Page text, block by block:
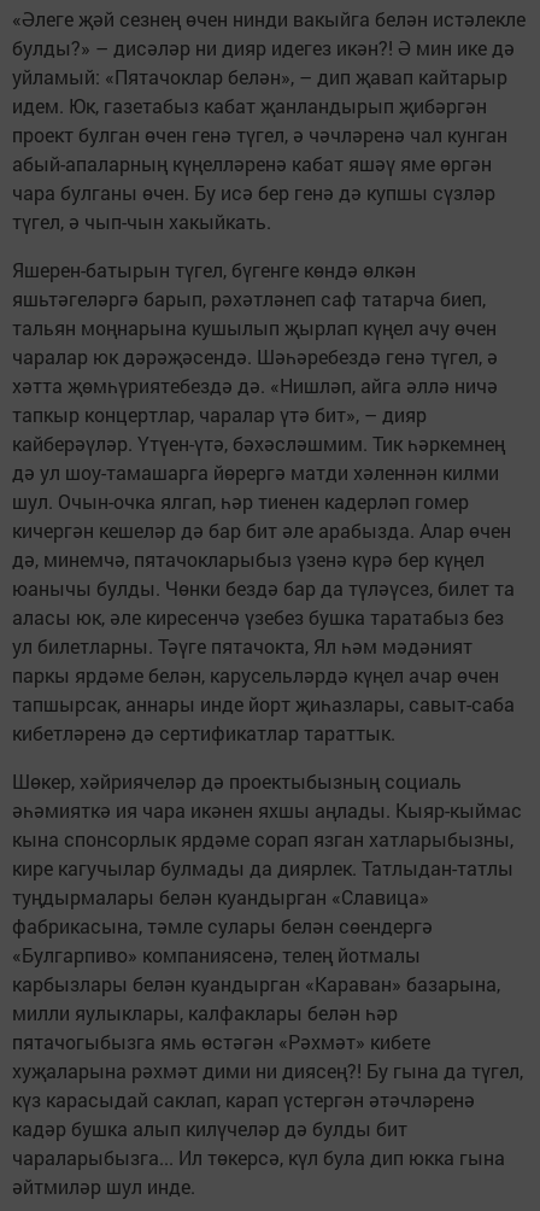
«Әлеге җәй сезнең өчен нинди вакыйга белән истәлекле
булды?» – дисәләр ни дияр идегез икән?! Ә мин ике дә
уйламый: «Пятачоклар белән», – дип җавап кайтарыр
идем. Юк, газетабыз кабат җанландырып җибәргән
проект булган өчен генә түгел, ә чәчләренә чал кунган
абый-апаларның күңелләренә кабат яшәү яме өргән
чара булганы өчен. Бу исә бер генә дә купшы сүзләр
түгел, ә чып-чын хакыйкать.
Яшерен-батырын түгел, бүгенге көндә өлкән
яшьтәгеләргә барып, рәхәтләнеп саф татарча биеп,
тальян моңнарына кушылып җырлап күңел ачу өчен
чаралар юк дәрәҗәсендә. Шәһәребездә генә түгел, ә
хәтта җөмһүриятебездә дә. «Нишләп, айга әллә ничә
тапкыр концертлар, чаралар үтә бит», – дияр
кайберәүләр. Үтүен-үтә, бәхәсләшмим. Тик һәркемнең
дә ул шоу-тамашарга йөрергә матди хәленнән килми
шул. Очын-очка ялгап, һәр тиенен кадерләп гомер
кичергән кешеләр дә бар бит әле арабызда. Алар өчен
дә, минемчә, пятачокларыбыз үзенә күрә бер күңел
юанычы булды. Чөнки бездә бар да түләүсез, билет та
аласы юк, әле киресенчә үзебез бушка таратабыз без
ул билетларны. Тәүге пятачокта, Ял һәм мәдәният
паркы ярдәме белән, карусельләрдә күңел ачар өчен
тапшырсак, аннары инде йорт җиһазлары, савыт-саба
кибетләренә дә сертификатлар тараттык.
Шөкер, хәйриячеләр дә проектыбызның социаль
әһәмияткә ия чара икәнен яхшы аңлады. Кыяр-кыймас
кына спонсорлык ярдәме сорап язган хатларыбызны,
кире кагучылар булмады да диярлек. Татлыдан-татлы
туңдырмалары белән куандырган «Славица»
фабрикасына, тәмле сулары белән сөендергә
«Булгарпиво» компаниясенә, телең йотмалы
карбызлары белән куандырган «Караван» базарына,
милли яулыклары, калфаклары белән һәр
пятачогыбызга ямь өстәгән «Рәхмәт» кибете
хуҗаларына рәхмәт дими ни диясең?! Бу гына да түгел,
күз карасыдай саклап, карап үстергән әтәчләренә
кадәр бушка алып килүчеләр дә булды бит
чараларыбызга... Ил төкерсә, күл була дип юкка гына
әйтмиләр шул инде.